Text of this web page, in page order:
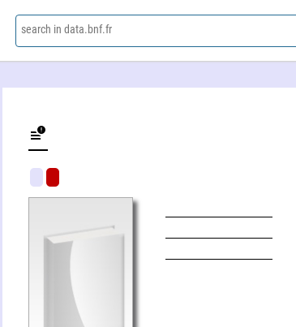
search in data.bnf.fr